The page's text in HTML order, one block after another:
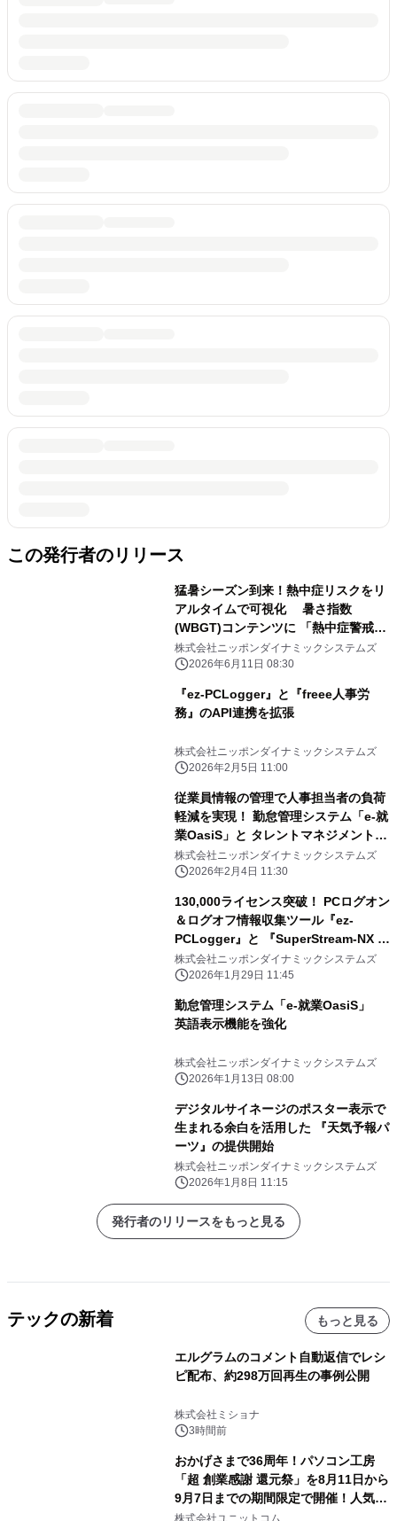
この発行者のリリース
猛暑シーズン到来！熱中症リスクをリ
アルタイムで可視化 暑さ指数
(WBGT)コンテンツに 「熱中症警戒ア
ラート」表示機能を追加
株式会社ニッポンダイナミックシステムズ
2026年6月11日 08:30
『ez-PCLogger』と『freee人事労
務』のAPI連携を拡張
株式会社ニッポンダイナミックシステムズ
2026年2月5日 11:00
従業員情報の管理で人事担当者の負荷
軽減を実現！ 勤怠管理システム「e-就
業OasiS」と タレントマネジメントシ
ステム「カオナビ」が 2026年2月4日
よりAPI連携開始！
株式会社ニッポンダイナミックシステムズ
2026年2月4日 11:30
130,000ライセンス突破！ PCログオン
＆ログオフ情報収集ツール『ez-
PCLogger』と 『SuperStream-NX 勤
怠管理』のAPI連携を開始
株式会社ニッポンダイナミックシステムズ
2026年1月29日 11:45
勤怠管理システム「e-就業OasiS」
英語表示機能を強化
株式会社ニッポンダイナミックシステムズ
2026年1月13日 08:00
デジタルサイネージのポスター表示で
生まれる余白を活用した 『天気予報パ
ーツ』の提供開始
株式会社ニッポンダイナミックシステムズ
2026年1月8日 11:15
発行者のリリースをもっと見る
テックの新着 もっと見る
エルグラムのコメント自動返信でレシ
ピ配布、約298万回再生の事例公開
株式会社ミショナ
3時間前
おかげさまで36周年！パソコン工房
「超 創業感謝 還元祭」を8月11日から
9月7日までの期間限定で開催！人気の
ゲーミングPCや高性能ノートPCなど
株式会社ユニットコム